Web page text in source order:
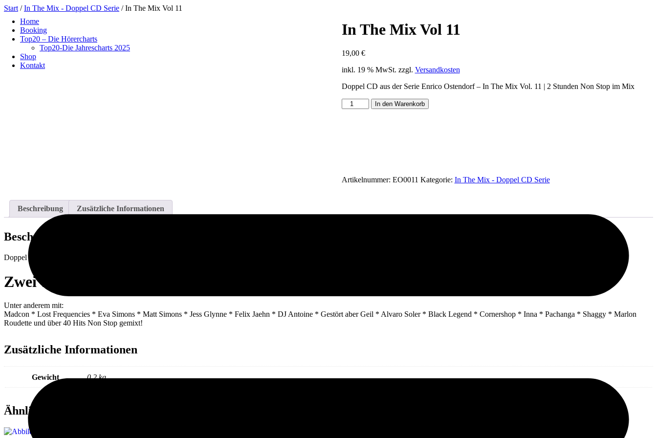
Home
Booking
Top20 – Die Hörercharts
Top20-Die Jahrescharts 2025
Shop
Kontakt
Zum
springen
Start /In The Mix - Doppel CD Serie / In The Mix Vol 11
In The Mix Vol 11
19,00 €
inkl. 19 % MwSt. zzgl. Versandkosten
Doppel CD aus der Serie Enrico Ostendorf – In The Mix Vol. 11 | 2 Stunden Non Stop im Mix
The
In den Warenkorb
Artikelnummer: EO0011 Kategorie: In The Mix - Doppel CD Serie
Beschreibung Zusätzliche Informationen
Beschreibung
Doppel CD aus der Serie Enrico Ostendorf – In The Mix Vol.11
Zwei Tracks (2 CDs) Non Stop (ohne Pause) gemixt!
Unter anderem mit:
Madcon * Lost Frequencies * Eva Simons * Matt Simons * Jess Glynne * Felix Jaehn * DJ Antoine * Gestört aber Geil * Alvaro Soler * Black Legend * Cornershop * Inna * Pachanga * Shaggy * Marlon
Roudette und über 40 Hits Non Stop gemixt!
Zusätzliche Informationen
Gewicht 0,2 kg
Ähnliche Produkte